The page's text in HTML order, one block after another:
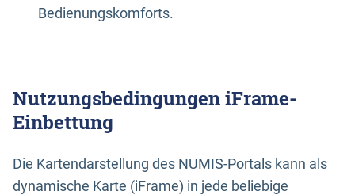
Bedienungskomforts.
Nutzungsbedingungen iFrame-
Einbettung
Die Kartendarstellung des NUMIS-Portals kann als
dynamische Karte (iFrame) in jede beliebige